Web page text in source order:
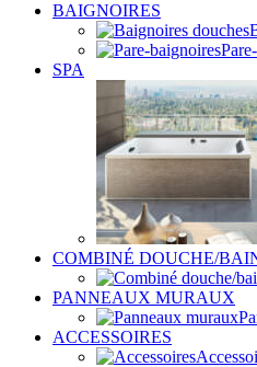
BAIGNOIRES
SPA
COMBINÉ DOUCHE/
PANNEAUX MURAUX
ACCESSOIRES